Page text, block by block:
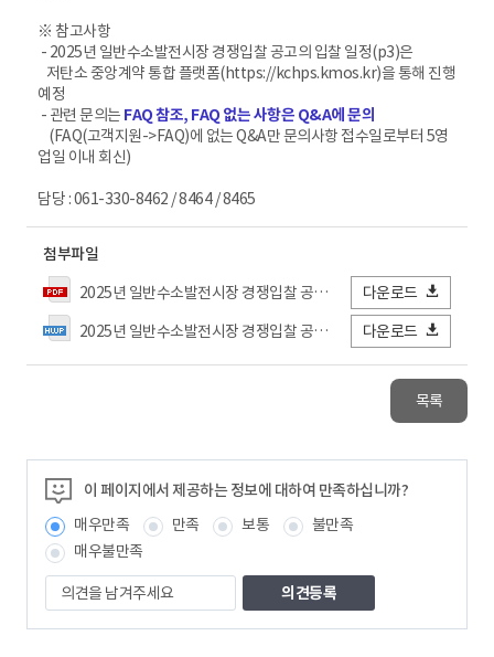
※ 참고사항
- 2025년 일반수소발전시장 경쟁입찰 공고의 입찰 일정(p3)은
저탄소 중앙계약 통합 플랫폼(https://kchps.kmos.kr)을 통해 진행
예정
- 관련 문의는 FAQ 참조, FAQ 없는 사항은 Q&A에 문의
(FAQ(고객지원->FAQ)에 없는 Q&A만 문의사항 접수일로부터 5영
업일 이내 회신)
담당 : 061-330-8462 / 8464 / 8465
첨부파일
2025년 일반수소발전시장 경쟁입찰 공고문(수정).pdf
다운로드
2025년 일반수소발전시장 경쟁입찰 공고문_별첨서류(수정).hwp
다운로드
목록
이 페이지에서 제공하는 정보에 대하여 만족하십니까?
매우만족
만족 보통
불만족
매우불만족
의
견
을